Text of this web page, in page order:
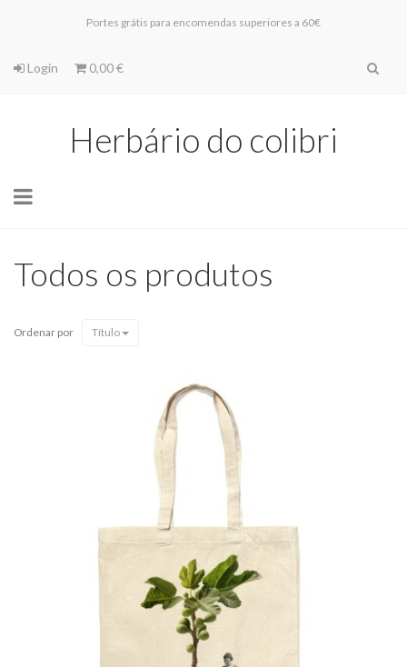
Portes grátis para encomendas superiores a 60€
Login 0,00 €
Herbário do colibri
Toggle
Todos os produtos
Ordenar por Título